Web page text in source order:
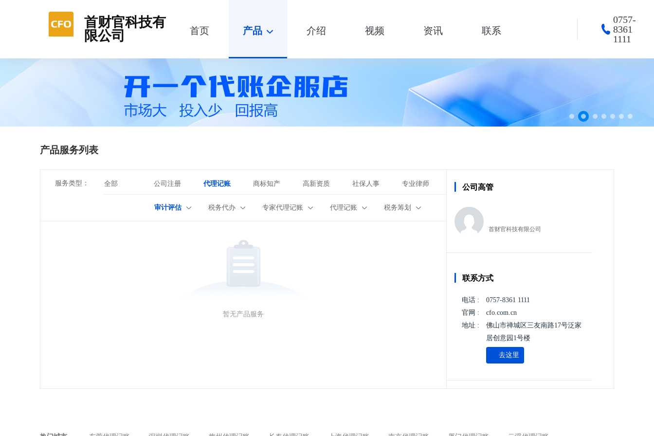
首财官科技有
限公司
首页 产品 介绍 视频 资讯 联系
0757-
8361
1111
产品服务列表
服务类型： 全部 公司注册 代理记账 商标知产 高新资质 社保人事 专业律师
审计评估 税务代办 专家代理记账 代理记账 税务筹划
暂无产品服务
公司高管
首财官科技有限公司
联系方式
电话 :
0757-8361 1111
官网 :
cfo.com.cn
地址 :
佛山市禅城区三友南路17号泛家
居创意园1号楼
去这里